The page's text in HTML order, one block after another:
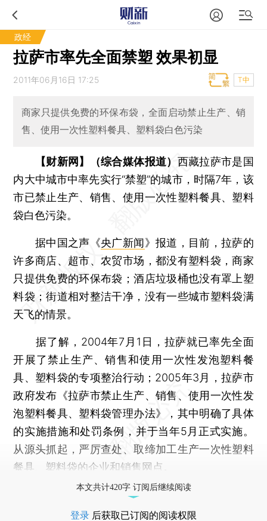
政经
拉萨市率先全面禁塑 效果初显
2011年06月16日 17:25 T中
商家只提供免费的环保布袋，全面启动禁止生产、销
售、使用一次性塑料餐具、塑料袋白色污染
【财新网】（综合媒体报道） 西藏拉萨市是国
内大中城市中率先实行“禁塑”的城市，时隔7年，该
市已禁止生产、销售、使用一次性塑料餐具、塑料
袋白色污染。
据中国之声《央广新闻》报道，目前，拉萨的
许多商店、超市、农贸市场，都没有塑料袋，商家
只提供免费的环保布袋；酒店垃圾桶也没有罩上塑
料袋；街道相对整洁干净，没有一些城市塑料袋满
天飞的情景。
据了解，2004年7月1日，拉萨就已率先全面
开展了禁止生产、销售和使用一次性发泡塑料餐
具、塑料袋的专项整治行动；2005年3月，拉萨市
政府发布《拉萨市禁止生产、销售、使用一次性发
泡塑料餐具、塑料袋管理办法》，其中明确了具体
的实施措施和处罚条例，并于当年5月正式实施。
从源头抓起，严厉查处、取缔加工生产一次性塑料
餐具、塑料袋的企业和销售网点。
本文共计420字 订阅后继续阅读
登录 后获取已订阅的阅读权限